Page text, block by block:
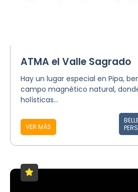
ATMA el Valle Sagrado
Hay un lugar especial en Pipa,
campo magnético natural,
holísticas...
VER MÁS